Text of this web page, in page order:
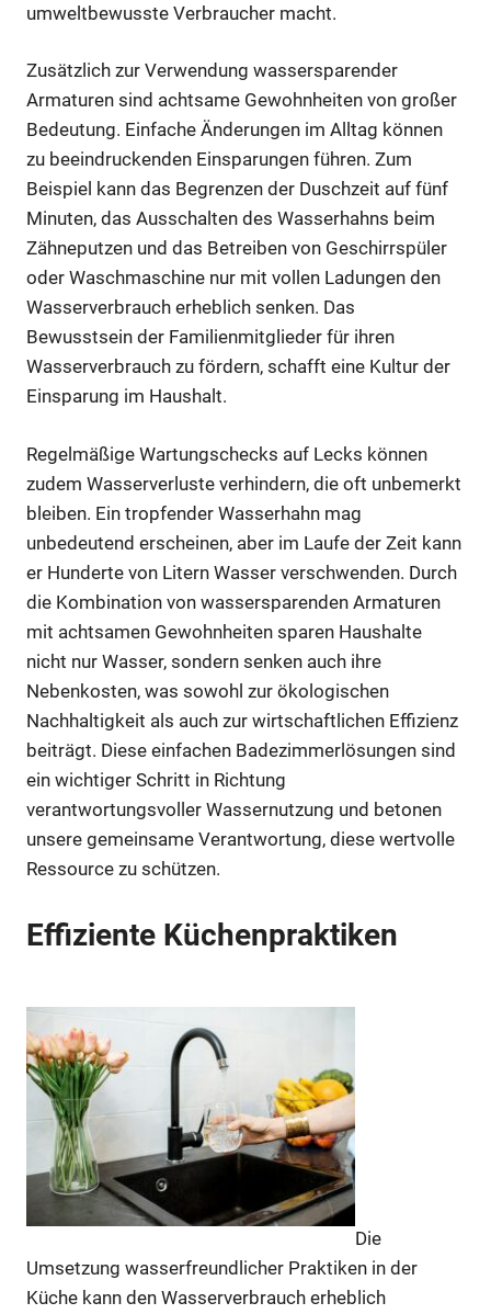
umweltbewusste Verbraucher macht.
Zusätzlich zur Verwendung wassersparender
Armaturen sind achtsame Gewohnheiten von großer
Bedeutung. Einfache Änderungen im Alltag können
zu beeindruckenden Einsparungen führen. Zum
Beispiel kann das Begrenzen der Duschzeit auf fünf
Minuten, das Ausschalten des Wasserhahns beim
Zähneputzen und das Betreiben von Geschirrspüler
oder Waschmaschine nur mit vollen Ladungen den
Wasserverbrauch erheblich senken. Das
Bewusstsein der Familienmitglieder für ihren
Wasserverbrauch zu fördern, schafft eine Kultur der
Einsparung im Haushalt.
Regelmäßige Wartungschecks auf Lecks können
zudem Wasserverluste verhindern, die oft unbemerkt
bleiben. Ein tropfender Wasserhahn mag
unbedeutend erscheinen, aber im Laufe der Zeit kann
er Hunderte von Litern Wasser verschwenden. Durch
die Kombination von wassersparenden Armaturen
mit achtsamen Gewohnheiten sparen Haushalte
nicht nur Wasser, sondern senken auch ihre
Nebenkosten, was sowohl zur ökologischen
Nachhaltigkeit als auch zur wirtschaftlichen Effizienz
beiträgt. Diese einfachen Badezimmerlösungen sind
ein wichtiger Schritt in Richtung
verantwortungsvoller Wassernutzung und betonen
unsere gemeinsame Verantwortung, diese wertvolle
Ressource zu schützen.
Effiziente Küchenpraktiken
Die
Umsetzung wasserfreundlicher Praktiken in der
Küche kann den Wasserverbrauch erheblich